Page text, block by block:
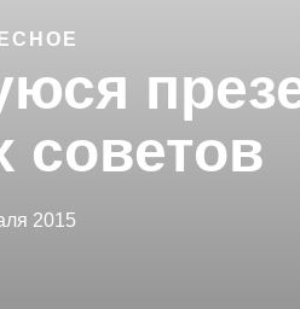
советов
2015